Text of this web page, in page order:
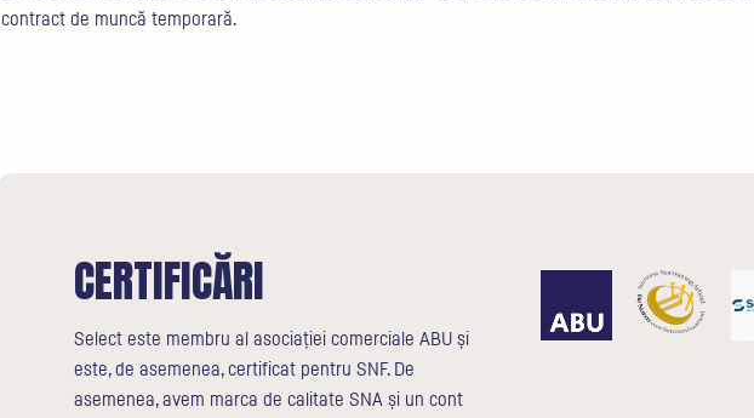
contract de muncă temporară.
CERTIFICĂRI
Select este membru al asociației comerciale ABU și
este, de asemenea, certificat pentru SNF. De
asemenea, avem marca de calitate SNA și un cont